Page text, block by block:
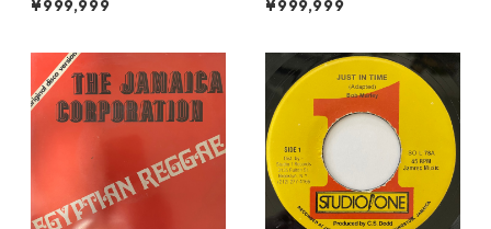
¥999,999 ¥999,999